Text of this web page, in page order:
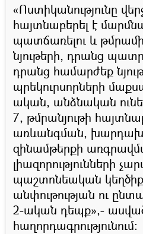
«Ոստիկանությունը
հայտնաբերել է
պատճառելու և
նյութերի, դրանց
դրանց համարժեք
պրեկուրսորների
ական, անձնական
7, թմրանյութի
առևանգման,
զինամթերքի
լիազորությունների
պաշտոնեական
անփութության ու
2-ական դեպք»,-
հաղորդագրությունում։